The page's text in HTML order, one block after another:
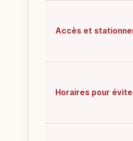
Accès et
Horaires pour